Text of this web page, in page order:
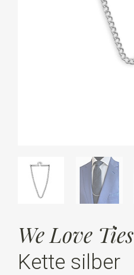
We Love Ties
Kette silber